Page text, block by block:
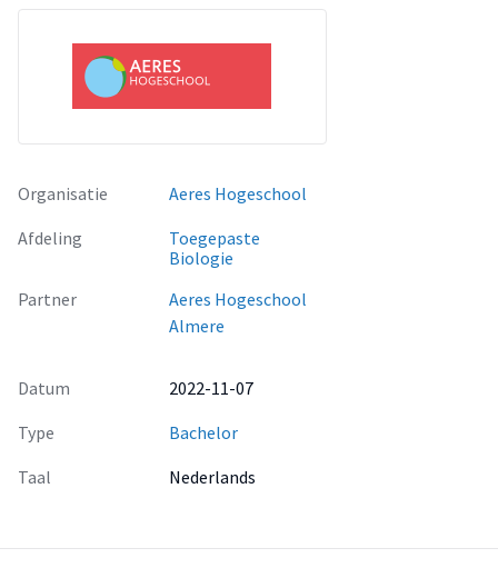
Organisatie
Aeres Hogeschool
Afdeling
Toegepaste
Biologie
Partner
Aeres Hogeschool
Almere
Datum
2022-11-07
Type
Bachelor
Taal
Nederlands